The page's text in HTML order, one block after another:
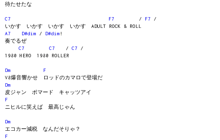
待たせたな
C7 F7 / F7 /
いかす いかす いかす いかす ADULT ROCK & ROLL
A7
D#dim / D#dim !
奏でるぜ
C7
C7 / C7 /
1980 HERO 1980 ROLLER
Dm
F
V8爆音響かせ ロッドのカマロで登場だ
Dm
皮ジャン ポマード キャッツアイ
F
ニヒルに笑えば 最高じゃん
Dm
エコカー減税 なんだそりゃ？
F